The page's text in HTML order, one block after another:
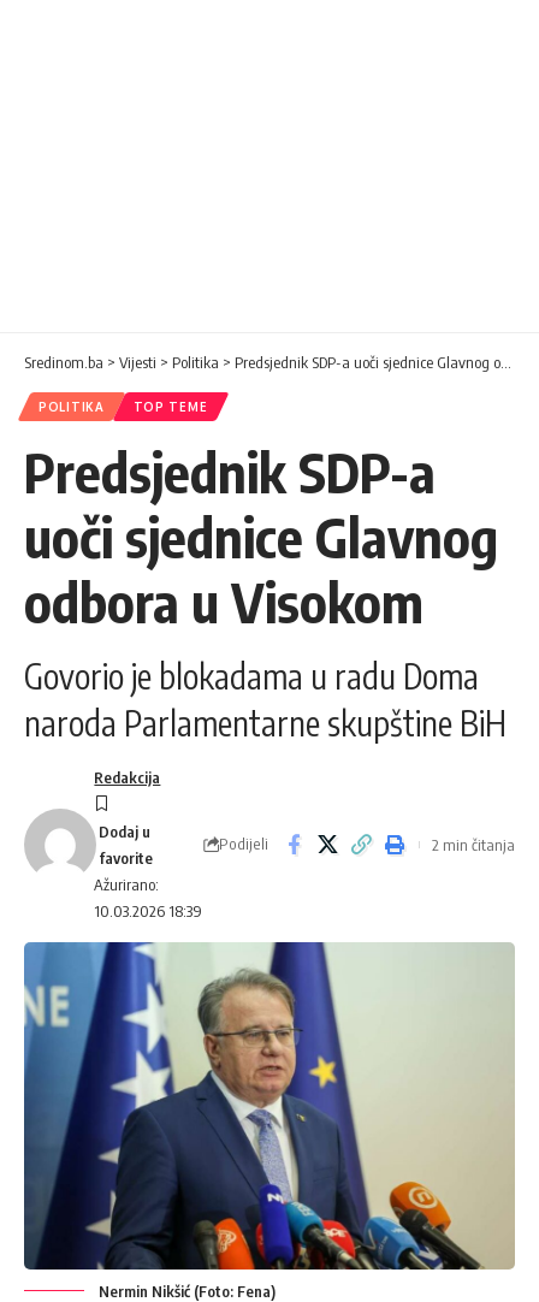
Sredinom.ba > Vijesti > Politika > Predsjednik SDP-a uoči sjednice Glavnog odbora u Visokom
POLITIKA TOP TEME
Predsjednik SDP-a
uoči sjednice Glavnog
odbora u Visokom
Govorio je blokadama u radu Doma
naroda Parlamentarne skupštine BiH
Ažurirano:
10.03.2026 18:39
Redakcija
Podijeli 2 min čitanja
Nermin Nikšić (Foto: Fena)